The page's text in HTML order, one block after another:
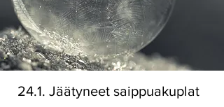
24.1. Jäätyneet saippuakuplat